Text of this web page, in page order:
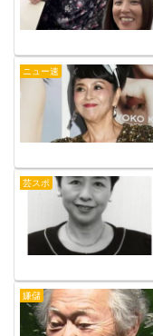
ニュー速
芸スポ
嫌儲